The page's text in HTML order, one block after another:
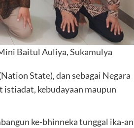
Baitul Auliya, Sukamulya
State), dan sebagai Negara
istiadat, kebudayaan maupun
ke-bhinneka tunggal ika-an